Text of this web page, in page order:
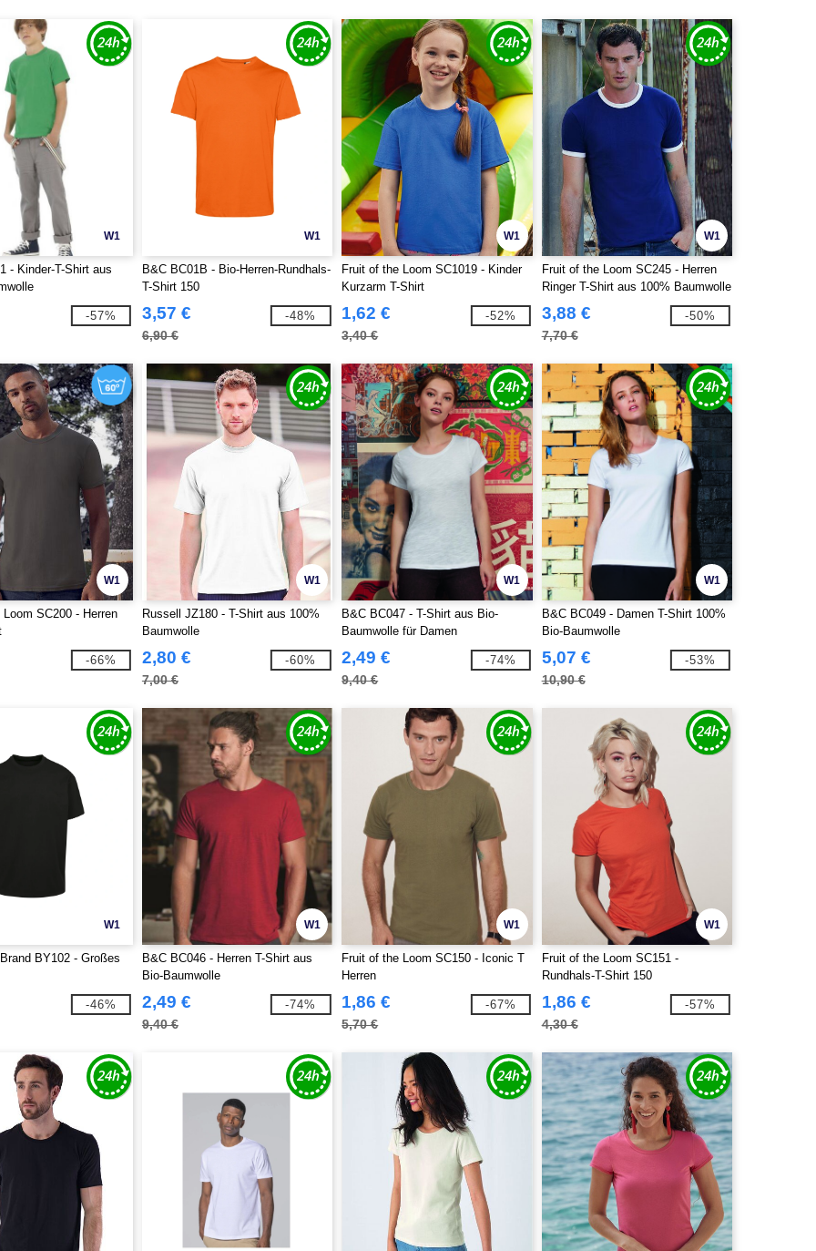
W1
- Kinder-T-Shirt aus
-57%
W1
B&C BC01B - Bio-Herren-Rundhals-
T-Shirt 150
3,57 €
6,90 €
-48%
W1
Fruit of the Loom SC1019 - Kinder
Kurzarm T-Shirt
1,62 €
3,40 €
-52%
W1
Fruit of the Loom SC245 - Herren
Ringer T-Shirt aus 100% Baumwolle
3,88 €
7,70 €
-50%
W1
SC200 - Herren
-66%
W1
Russell JZ180 - T-Shirt aus 100%
Baumwolle
2,80 €
7,00 €
-60%
W1
B&C BC047 - T-Shirt aus Bio-
Baumwolle für Damen
2,49 €
9,40 €
-74%
W1
B&C BC049 - Damen T-Shirt 100%
Bio-Baumwolle
5,07 €
10,90 €
-53%
W1
BY102 - Großes
-46%
W1
B&C BC046 - Herren T-Shirt aus
Bio-Baumwolle
2,49 €
9,40 €
-74%
W1
Fruit of the Loom SC150 - Iconic T
Herren
1,86 €
5,70 €
-67%
W1
Fruit of the Loom SC151 -
Rundhals-T-Shirt 150
1,86 €
4,30 €
-57%